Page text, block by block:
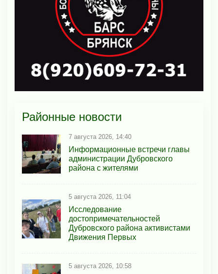
Районные новости
7 августа 2026, 14:40
Информационные встречи главы
администрации Дубровского
района с жителями
5 августа 2026, 11:04
Исследование
достопримечательностей
Дубровского района активистами
Движения Первых
5 августа 2026, 10:58